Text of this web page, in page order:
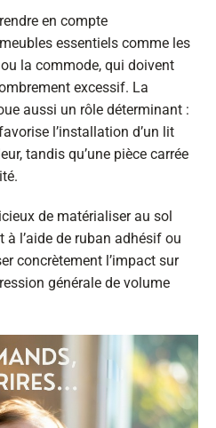
en compte
essentiels comme les
la commode, qui doivent
excessif. La
aussi un rôle déterminant :
l’installation d’un lit
tandis qu’une pièce carrée
de matérialiser au sol
à l’aide de ruban adhésif ou
concrètement l’impact sur
générale de volume